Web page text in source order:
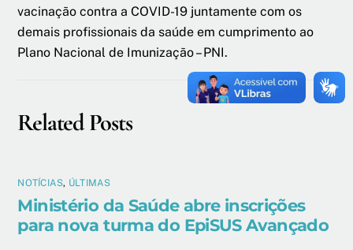
vacinação contra a COVID-19 juntamente com os
demais profissionais da saúde em cumprimento ao
Plano Nacional de Imunização – PNI.
Related Posts
NOTÍCIAS, ÚLTIMAS
Ministério da Saúde abre inscrições
para nova turma do EpiSUS Avançado